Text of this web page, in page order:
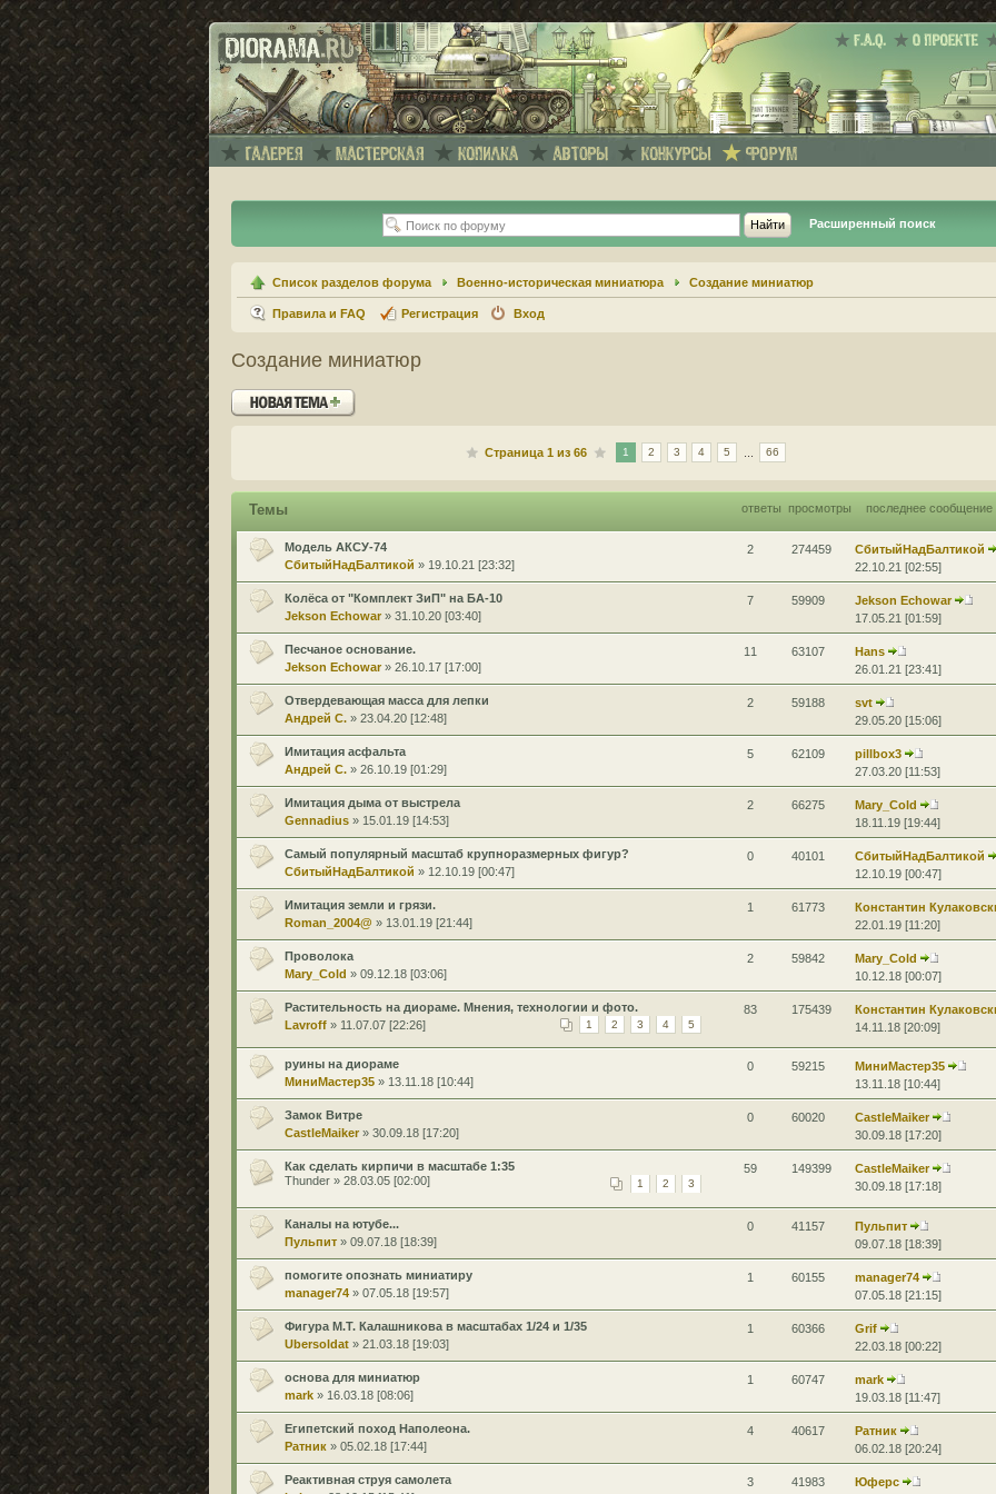
Расширенный поиск
Список разделов форума Военно-историческая миниатюра Создание миниатюр
Правила и FAQ Регистрация Вход
Создание миниатюр
Новая тема
Страница1 из66 1 2 3 4 5 66
Темы ответы просмотры последнее сообщение
Модель АКСУ-74
СбитыйНадБалтикой » 19.10.21 [23:32]
2 274459
СбитыйНадБалтикой
22.10.21 [02:55]
Колёса от "Комплект ЗиП" на БА-10
Jekson Echowar » 31.10.20 [03:40]
7 59909
Jekson Echowar
17.05.21 [01:59]
Песчаное основание.
Jekson Echowar» 26.10.17 [17:00]
11 63107
Hans
26.01.21 [23:41]
Отвердевающая масса для лепки
Андрей С. » 23.04.20 [12:48]
2 59188
svt
29.05.20 [15:06]
Имитация асфальта
Андрей С. » 26.10.19 [01:29]
5 62109
pillbox3
27.03.20 [11:53]
Имитация дыма от выстрела
Gennadius » 15.01.19 [14:53]
2 66275
Mary_Cold
18.11.19 [19:44]
Самый популярный масштаб крупноразмерных фигур?
СбитыйНадБалтикой » 12.10.19 [00:47]
0 40101
СбитыйНадБалтикой
12.10.19 [00:47]
Имитация земли и грязи.
Roman_2004@ » 13.01.19 [21:44]
1 61773
Константин
22.01.19 [11:20]
Проволока
Mary_Cold » 09.12.18 [03:06]
2 59842
Mary_Cold
10.12.18 [00:07]
Растительность на диораме. Мнения, технологии и фото.
1 2 3 4 5
Lavroff » 11.07.07 [22:26]
83 175439
Константин
14.11.18 [20:09]
руины на диораме
МиниМастер35 » 13.11.18 [10:44]
0 59215
МиниМастер35
13.11.18 [10:44]
Замок Витре
CastleMaiker » 30.09.18 [17:20]
0 60020
CastleMaiker
30.09.18 [17:20]
Как сделать кирпичи в масштабе 1:35
1 2 3
Thunder » 28.03.05 [02:00]
59 149399
CastleMaiker
30.09.18 [17:18]
Каналы на ютубе...
Пульпит » 09.07.18 [18:39]
0 41157
Пульпит
09.07.18 [18:39]
помогите опознать миниатиру
manager74 » 07.05.18 [19:57]
1 60155
manager74
07.05.18 [21:15]
Фигура М.Т. Калашникова в масштабах 1/24 и 1/35
Ubersoldat » 21.03.18 [19:03]
1 60366
Grif
22.03.18 [00:22]
основа для миниатюр
mark » 16.03.18 [08:06]
1 60747
mark
19.03.18 [11:47]
Египетский поход Наполеона.
Ратник » 05.02.18 [17:44]
4 40617
Ратник
06.02.18 [20:24]
Реактивная струя самолета
3 41983
Юферс